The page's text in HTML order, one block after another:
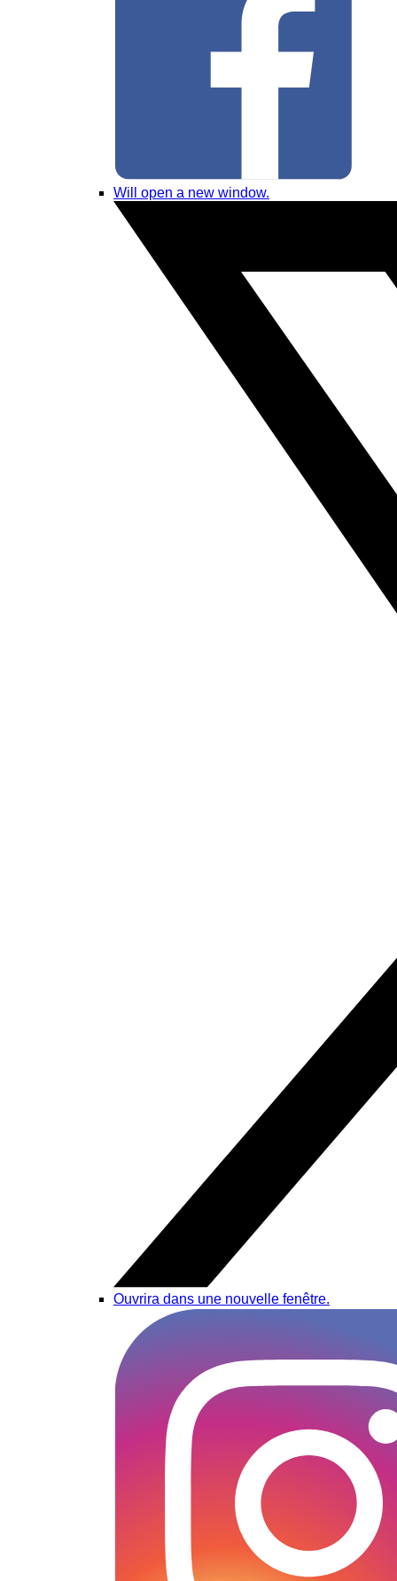
Will open a new window.
Ouvrira dans une nouvelle fenêtre.